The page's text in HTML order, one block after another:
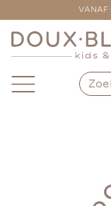
VANAF